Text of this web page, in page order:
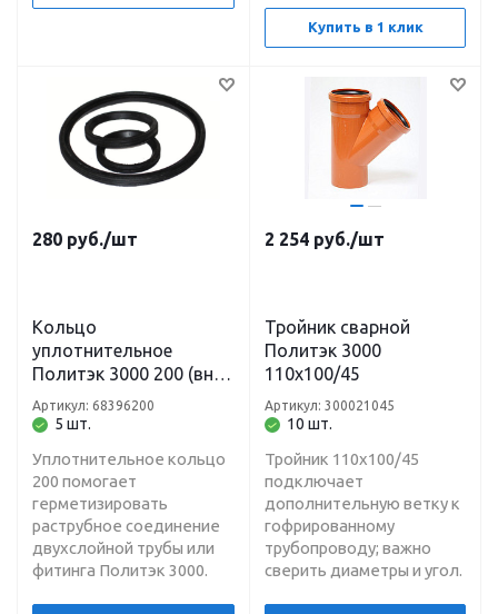
Купить в 1 клик
280 руб./шт
Кольцо
уплотнительное
Политэк 3000 200 (вн/
нар)
5 шт.
Артикул: 68396200
Уплотнительное кольцо
200 помогает
герметизировать
раструбное соединение
двухслойной трубы или
фитинга Политэк 3000.
2 254 руб./шт
Тройник сварной
Политэк 3000
110х100/45
10 шт.
Артикул: 300021045
Тройник 110х100/45
подключает
дополнительную ветку к
гофрированному
трубопроводу; важно
сверить диаметры и угол.